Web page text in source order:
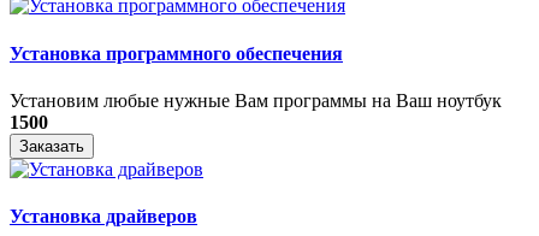
Установка программного обеспечения
Установим любые нужные Вам программы на Ваш ноутбук
1500
Заказать
Установка драйверов